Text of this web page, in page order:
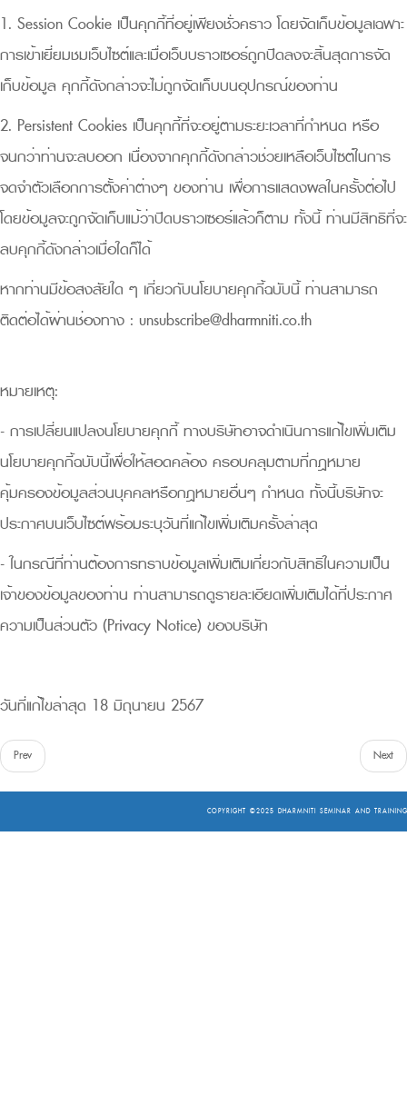
1. Session Cookie เป็นคุกกี้ที่อยู่เพียงชั่วคราว โดยจัดเก็บข้อมูลเฉพาะ
การเข้าเยี่ยมชมเว็บไซต์และเมื่อเว็บบราวเซอร์ถูกปิดลงจะสิ้นสุดการจัด
เก็บข้อมูล คุกกี้ดังกล่าวจะไม่ถูกจัดเก็บบนอุปกรณ์ของท่าน
2. Persistent Cookies เป็นคุกกี้ที่จะอยู่ตามระยะเวลาที่กำหนด หรือ
จนกว่าท่านจะลบออก เนื่องจากคุกกี้ดังกล่าวช่วยเหลือเว็บไซต์ในการ
จดจำตัวเลือกการตั้งค่าต่างๆ ของท่าน เพื่อการแสดงผลในครั้งต่อไป
โดยข้อมูลจะถูกจัดเก็บแม้ว่าปิดบราวเซอร์แล้วก็ตาม ทั้งนี้ ท่านมีสิทธิที่จะ
ลบคุกกี้ดังกล่าวเมื่อใดก็ได้
หากท่านมีข้อสงสัยใด ๆ เกี่ยวกับนโยบายคุกกี้ฉบับนี้ ท่านสามารถ
ติดต่อได้ผ่านช่องทาง : unsubscribe@dharmniti.co.th
หมายเหตุ:
- การเปลี่ยนแปลงนโยบายคุกกี้ ทางบริษัทอาจดำเนินการแก้ไขเพิ่มเติม
นโยบายคุกกี้ฉบับนี้เพื่อให้สอดคล้อง ครอบคลุมตามที่กฎหมาย
คุ้มครองข้อมูลส่วนบุคคลหรือกฎหมายอื่นๆ กำหนด ทั้งนี้บริษัทจะ
ประกาศบนเว็บไซต์พร้อมระบุวันที่แก้ไขเพิ่มเติมครั้งล่าสุด
- ในกรณีที่ท่านต้องการทราบข้อมูลเพิ่มเติมเกี่ยวกับสิทธิในความเป็น
เจ้าของข้อมูลของท่าน ท่านสามารถดูรายละเอียดเพิ่มเติมได้ที่ประกาศ
ความเป็นส่วนตัว (Privacy Notice) ของบริษัท
วันที่แก้ไขล่าสุด 18 มิถุนายน 2567
Prev Next
COPYRIGHT ©2025 DHARMNITI SEMINAR AND